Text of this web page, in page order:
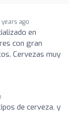
years ago
en
con gran
Cervezas muy
de cerveza, y